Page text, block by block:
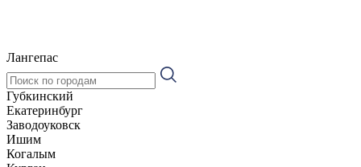
Лангепас
Губкинский
Екатеринбург
Заводоуковск
Ишим
Когалым